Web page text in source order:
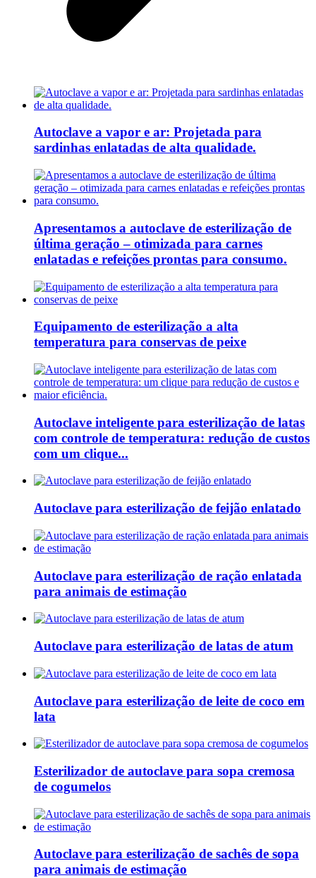
Autoclave a vapor e ar: Projetada para
sardinhas enlatadas de alta qualidade.
Apresentamos a autoclave de esterilização de
última geração – otimizada para carnes
enlatadas e refeições prontas para consumo.
Equipamento de esterilização a alta
temperatura para conservas de peixe
Autoclave inteligente para esterilização de latas
com controle de temperatura: redução de custos
com um clique...
Autoclave para esterilização de feijão enlatado
Autoclave para esterilização de ração enlatada
para animais de estimação
Autoclave para esterilização de latas de atum
Autoclave para esterilização de leite de coco em
lata
Esterilizador de autoclave para sopa cremosa
de cogumelos
Autoclave para esterilização de sachês de sopa
para animais de estimação